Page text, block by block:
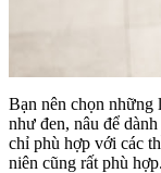
Bạn nên chọn những
như đen, nâu để
chỉ phù hợp với các
niên cũng rất phù hợp.